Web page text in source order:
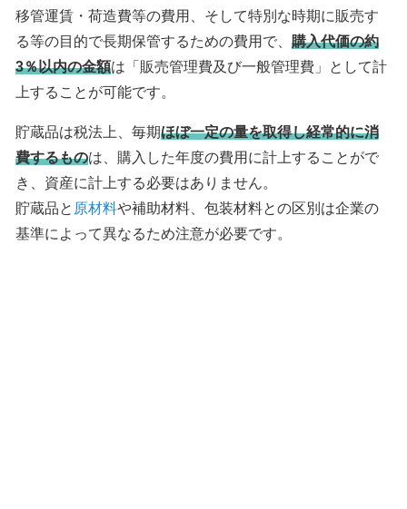
移管運賃・荷造費等の費用、そして特別な時期に販売す
る等の目的で長期保管するための費用で、 購入代価の約
3％以内の金額は「販売管理費及び一般管理費」として計
上することが可能です。
貯蔵品は税法上、毎期ほぼ一定の量を取得し経常的に消
費するものは、購入した年度の費用に計上することがで
き、資産に計上する必要はありません。
貯蔵品と 原材料や補助材料、包装材料との区別は企業の
基準によって異なるため注意が必要です。